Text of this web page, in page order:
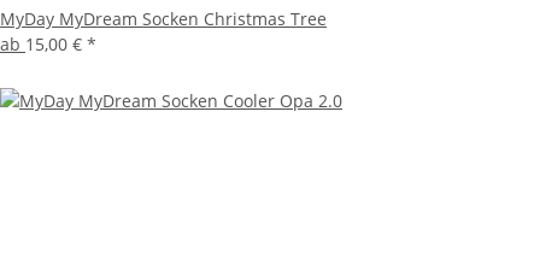
MyDay MyDream Socken Christmas Tree
ab 15,00 € *